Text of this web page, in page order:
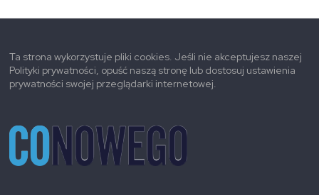
Ta strona wykorzystuje pliki cookies. Jeśli nie akceptujesz naszej
Polityki prywatności, opuść naszą stronę lub dostosuj ustawienia
prywatności swojej przeglądarki internetowej.